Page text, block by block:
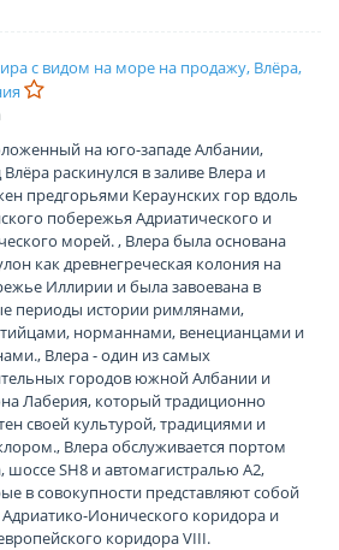
с видом на море на продажу, Влёра,
на юго-западе Албании,
Влёра раскинулся в заливе Влера и
предгорьями Кераунских гор вдоль
побережья Адриатического и
морей. , Влера была основана
как древнегреческая колония на
Иллирии и была завоевана в
периоды истории римлянами,
норманнами, венецианцами и
Влера - один из самых
городов южной Албании и
Лаберия, который традиционно
своей культурой, традициями и
Влера обслуживается портом
шоссе SH8 и автомагистралью A2,
в совокупности представляют собой
Адриатико-Ионического коридора и
коридора VIII.